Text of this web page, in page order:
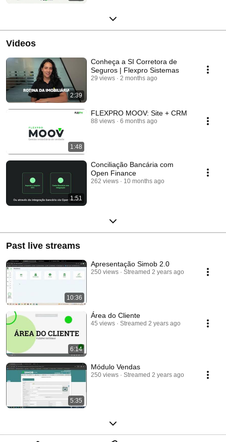
Videos
2:39
Conheça a SI Corretora de
Seguros | Flexpro Sistemas
29 views 2 months ago
1:48
FLEXPRO MOOV: Site + CRM
88 views 6 months ago
1:51
Conciliação Bancária com
Open Finance
262 views 10 months ago
Past live streams
10:36
Apresentação Simob 2.0
250 views Streamed 2 years ago
6:14
Área do Cliente
45 views Streamed 2 years ago
5:35
Módulo Vendas
250 views Streamed 2 years ago